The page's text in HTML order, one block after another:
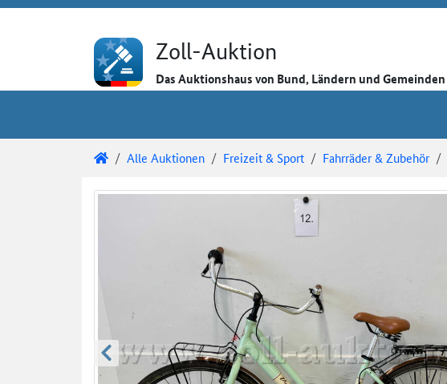
Zoll-Auktion
Das Auktionshaus von Bund, Ländern und Gemeinden
Zoll-Auktion
Alle Auktionen Freizeit & Sport Fahrräder & Zubehör
Auktionsdetails
Auktionsüberblick
zurück blättern